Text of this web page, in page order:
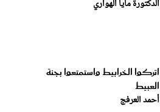
الدكتورة مايا الهواري
اتركوا الخرابيط واستمتعوا بجنة
العبيط
أحمد العرفج